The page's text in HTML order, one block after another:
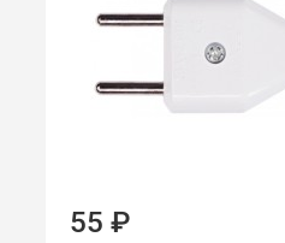
55 ₽